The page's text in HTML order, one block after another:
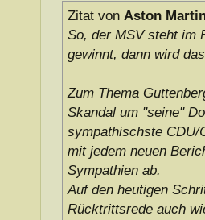
Zitat von Aston
So, der MSV steht im
gewinnt, dann wird
Zum Thema
Skandal um "seine"
sympathischste CDU/
mit jedem neuen
Sympathien ab.
Auf den heutigen
Rücktrittsrede auch